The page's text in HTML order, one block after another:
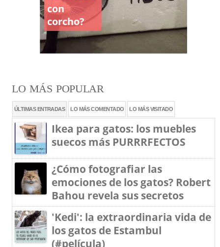
con
corcho?
LO MÁS POPULAR
ÚLTIMAS ENTRADAS LO MÁS COMENTADO LO MÁS VISITADO
Ikea para gatos: los muebles
suecos más PURRRFECTOS
¿Cómo fotografiar las
emociones de los gatos? Robert
Bahou revela sus secretos
'Kedi': la extraordinaria vida de
los gatos de Estambul
(#película)